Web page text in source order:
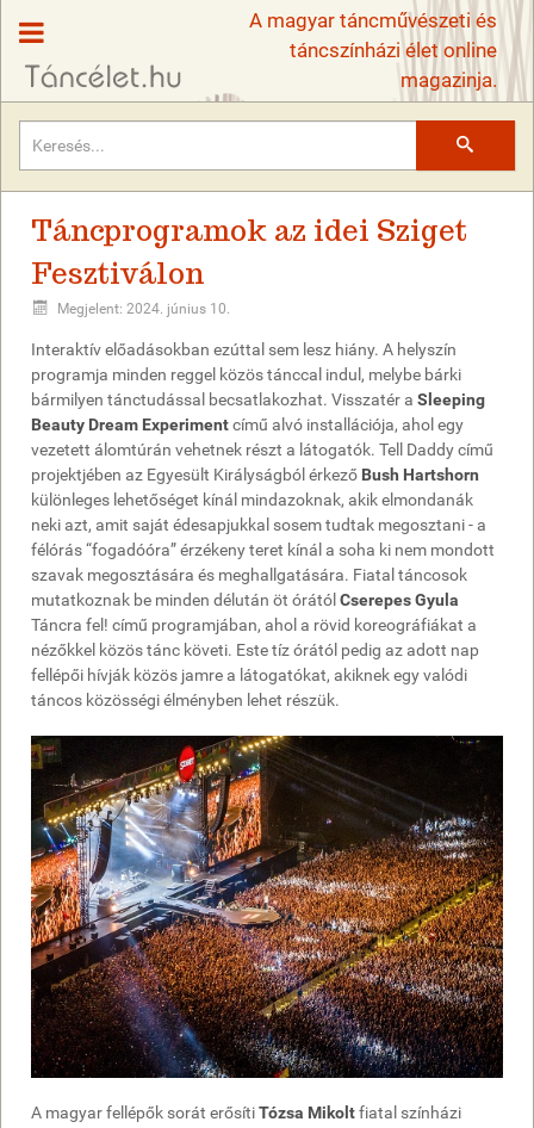
A magyar táncművészeti és
táncszínházi élet online
magazinja.
Táncprogramok az idei Sziget
Fesztiválon
Megjelent: 2024. június 10.
Interaktív előadásokban ezúttal sem lesz hiány. A helyszín
programja minden reggel közös tánccal indul, melybe bárki
bármilyen tánctudással becsatlakozhat. Visszatér a Sleeping
Beauty Dream Experimentcímű alvó installációja, ahol egy
vezetett álomtúrán vehetnek részt a látogatók. Tell Daddy című
projektjében az Egyesült Királyságból érkező Bush Hartshorn
különleges lehetőséget kínál mindazoknak, akik elmondanák
neki azt, amit saját édesapjukkal sosem tudtak megosztani - a
félórás “fogadóóra” érzékeny teret kínál a soha ki nem mondott
szavak megosztására és meghallgatására. Fiatal táncosok
mutatkoznak be minden délután öt órától Cserepes Gyula
Táncra fel! című programjában, ahol a rövid koreográfiákat a
nézőkkel közös tánc követi. Este tíz órától pedig az adott nap
fellépői hívják közös jamre a látogatókat, akiknek egy valódi
táncos közösségi élményben lehet részük.
A magyar fellépők sorát erősítiTózsa Mikoltfiatal színházi